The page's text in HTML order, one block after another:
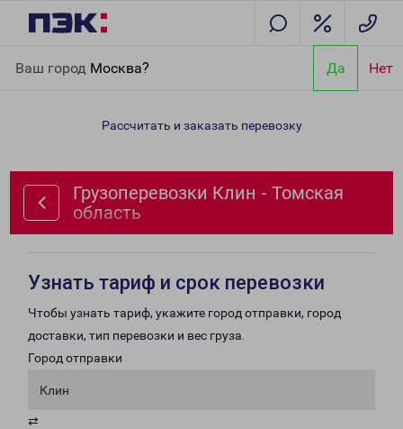
Ваш город Москва? Да Нет
область
Рассчитать и заказать перевозку
Грузоперевозки Клин - Томская
область
Узнать тариф и срок перевозки
Чтобы узнать тариф, укажите город отправки, город
доставки, тип перевозки и вес груза.
Город отправки
Клин
⇄